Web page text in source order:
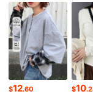
4.83
4.83
4.83
$12.60 $10